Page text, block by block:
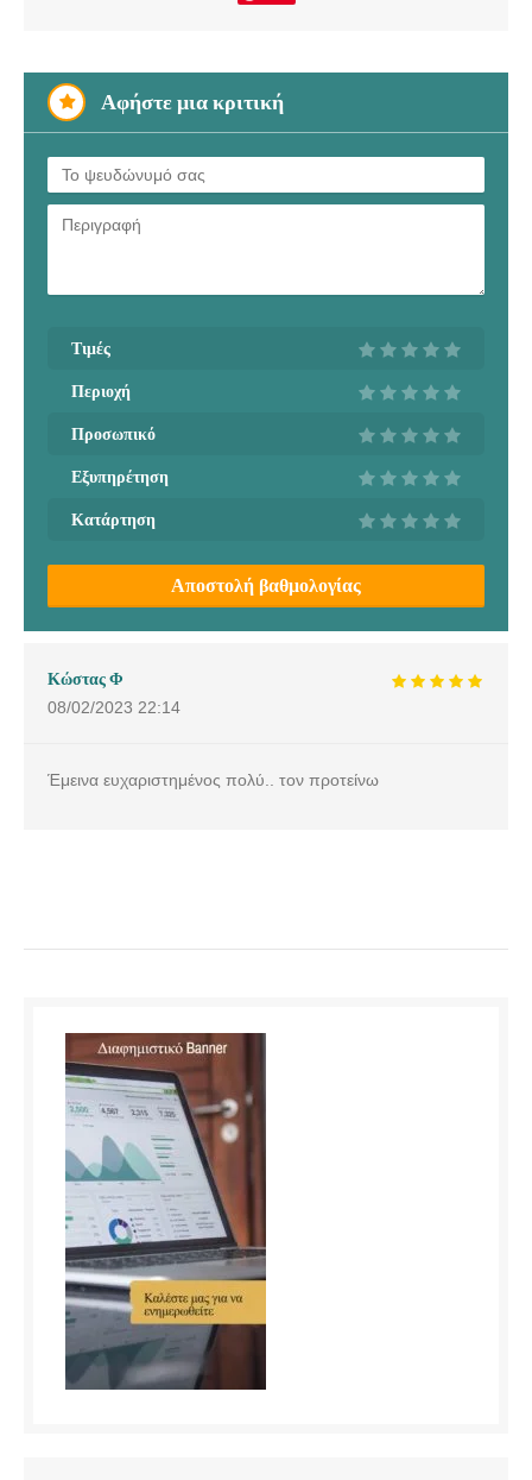
Αφήστε μια κριτική
Τιμές
Περιοχή
Προσωπικό
Εξυπηρέτηση
Κατάρτηση
Αποστολή βαθμολογίας
Κώστας Φ
08/02/2023 22:14
Έμεινα ευχαριστημένος πολύ.. τον προτείνω